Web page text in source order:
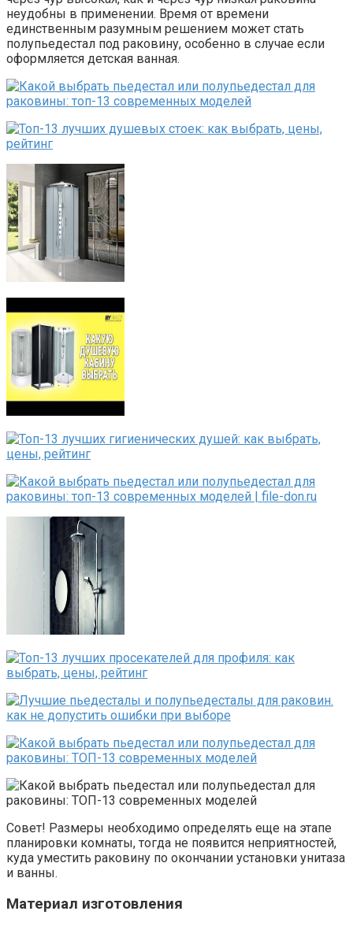
неудобны в применении. Время от времени
единственным разумным решением может стать
полупьедестал под раковину, особенно в случае если
оформляется детская ванная.
Совет! Размеры необходимо определять еще на этапе
планировки комнаты, тогда не появится неприятностей,
куда уместить раковину по окончании установки унитаза
и ванны.
Материал изготовления